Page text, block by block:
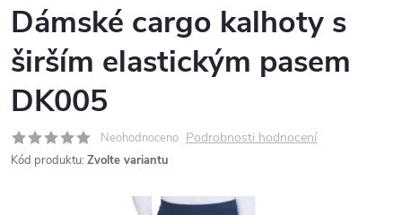
Dámské cargo kalhoty s
širším elastickým pasem
DK005
Neohodnoceno Podrobnosti hodnocení
Kód produktu: Zvolte variantu